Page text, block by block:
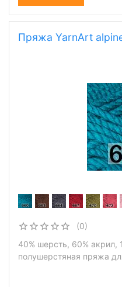
Пряжа YarnArt
(0)
40% шерсть, 60% акрил,
полушерстяная пряжа